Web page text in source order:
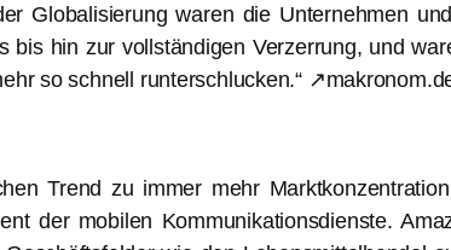
Globalisierung waren die Unternehmen
hin zur vollständigen Verzerrung, und
so schnell runterschlucken.“
Trend zu immer mehr
der mobilen Kommunikationsdienste.